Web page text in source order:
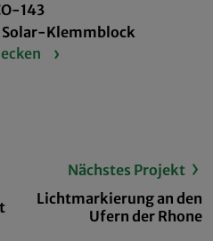
143
Klemmblock
Nächstes Projekt
Lichtmarkierung an den
Ufern der Rhone